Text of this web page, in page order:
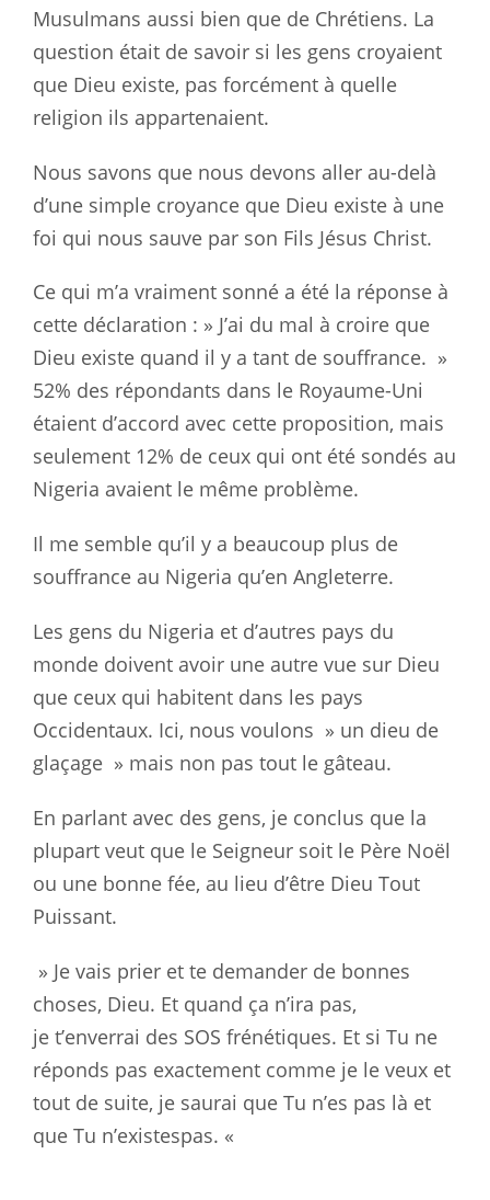
Musulmans aussi bien que de Chrétiens. La
question était de savoir si les gens croyaient
que Dieu existe, pas forcément à quelle
religion ils appartenaient.
Nous savons que nous devons aller au-delà
d’une simple croyance que Dieu existe à une
foi qui nous sauve par son Fils Jésus Christ.
Ce qui m’a vraiment sonné a été la réponse à
cette déclaration : » J’ai du mal à croire que
Dieu existe quand il y a tant de souffrance. »
52% des répondants dans le Royaume-Uni
étaient d’accord avec cette proposition, mais
seulement 12% de ceux qui ont été sondés au
Nigeria avaient le même problème.
Il me semble qu’il y a beaucoup plus de
souffrance au Nigeria qu’en Angleterre.
Les gens du Nigeria et d’autres pays du
monde doivent avoir une autre vue sur Dieu
que ceux qui habitent dans les pays
Occidentaux. Ici, nous voulons » un dieu de
glaçage » mais non pas tout le gâteau.
En parlant avec des gens, je conclus que la
plupart veut que le Seigneur soit le Père Noël
ou une bonne fée, au lieu d’être Dieu Tout
Puissant.
» Je vais prier et te demander de bonnes
choses, Dieu. Et quand ça n’ira pas,
je t’enverrai des SOS frénétiques. Et si Tu ne
réponds pas exactement comme je le veux et
tout de suite, je saurai que Tu n’es pas là et
que Tu n’existespas. «